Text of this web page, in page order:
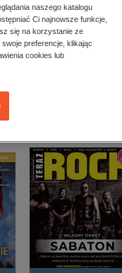
naszego katalogu
Ci najnowsze funkcje,
się na korzystanie ze
preferencje, klikając
cookies lub